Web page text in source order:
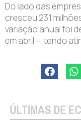
Do lado das
cresceu 231
variação anual foi
em abril –, tendo
ÚLTIMAS DE